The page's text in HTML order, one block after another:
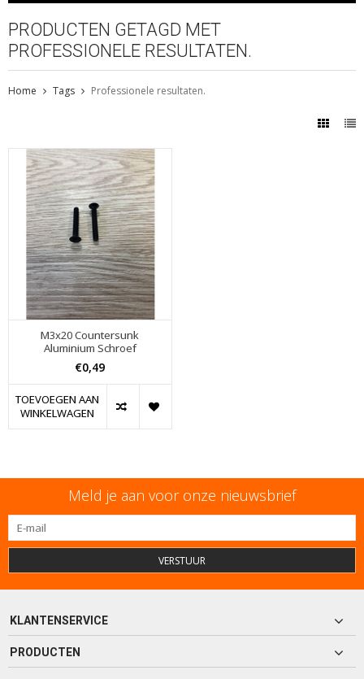
PRODUCTEN GETAGD MET
PROFESSIONELE RESULTATEN.
Home Tags Professionele resultaten.
M3x20 Countersunk
Aluminium Schroef
€0,49
TOEVOEGEN AAN
WINKELWAGEN
Meld je aan voor onze nieuwsbrief
VERSTUUR
KLANTENSERVICE
PRODUCTEN